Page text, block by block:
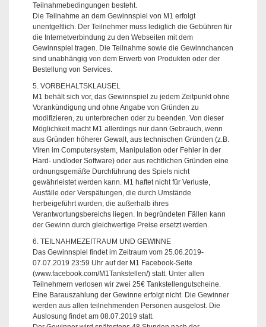
Teilnahmebedingungen besteht.
Die Teilnahme an dem Gewinnspiel von M1 erfolgt
unentgeltlich. Der Teilnehmer muss lediglich die Gebühren für
die Internetverbindung zu den Webseiten mit dem
Gewinnspiel tragen. Die Teilnahme sowie die Gewinnchancen
sind unabhängig von dem Erwerb von Produkten oder der
Bestellung von Services.
5. VORBEHALTSKLAUSEL
M1 behält sich vor, das Gewinnspiel zu jedem Zeitpunkt ohne
Vorankündigung und ohne Angabe von Gründen zu
modifizieren, zu unterbrechen oder zu beenden. Von dieser
Möglichkeit macht M1 allerdings nur dann Gebrauch, wenn
aus Gründen höherer Gewalt, aus technischen Gründen (z.B.
Viren im Computersystem, Manipulation oder Fehler in der
Hard- und/oder Software) oder aus rechtlichen Gründen eine
ordnungsgemäße Durchführung des Spiels nicht
gewährleistet werden kann. M1 haftet nicht für Verluste,
Ausfälle oder Verspätungen, die durch Umstände
herbeigeführt wurden, die außerhalb ihres
Verantwortungsbereichs liegen. In begründeten Fällen kann
der Gewinn durch gleichwertige Preise ersetzt werden.
6. TEILNAHMEZEITRAUM UND GEWINNE
Das Gewinnspiel findet im Zeitraum vom 25.06.2019-
07.07.2019 23:59 Uhr auf der M1 Facebook-Seite
(www.facebook.com/M1Tankstellen/) statt. Unter allen
Teilnehmern verlosen wir zwei 25€ Tankstellengutscheine.
Eine Barauszahlung der Gewinne erfolgt nicht. Die Gewinner
werden aus allen teilnehmenden Personen ausgelost. Die
Auslosung findet am 08.07.2019 statt.